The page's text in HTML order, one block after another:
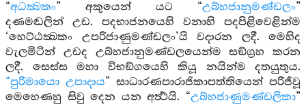
“අධක්‍ඛකං” අකුයෙන් යට “උබ්හජානුමණ්ඩලං”
දණමඬලින් උඩ. පදභාජනයෙහි වනාහි පදපිළිවෙළින්ම
‘හෙට්ඨක්‍ඛකං උපරිජාණුමණ්ඩලං’යි වදාරන ලදී. මෙහිද
වැලමිටින් උඩද උබ්හජානුමණ්ඩලයෙන්ම සඞ්ග්‍රහ කරන
ලදී. සෙස්ස මහා විභඞ්ගයෙහි කියූ නයින්ම දතයුතුය.
“පුරිමායො උපාදාය” සාධාරණපාරාජිකාපත්තියෙන් පරිජීවූ
මෙහෙණහු සිවු දෙන යන අර්‍ත්‍ථයි. “උබ්හජාණුමණ්ඩලිකා”